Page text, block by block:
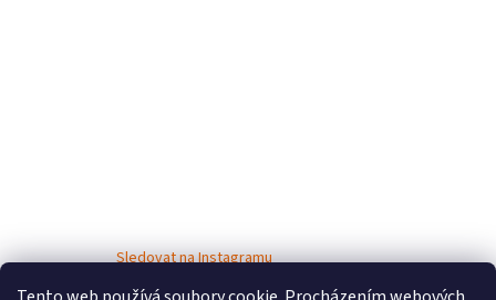
Sledovat na Instagramu